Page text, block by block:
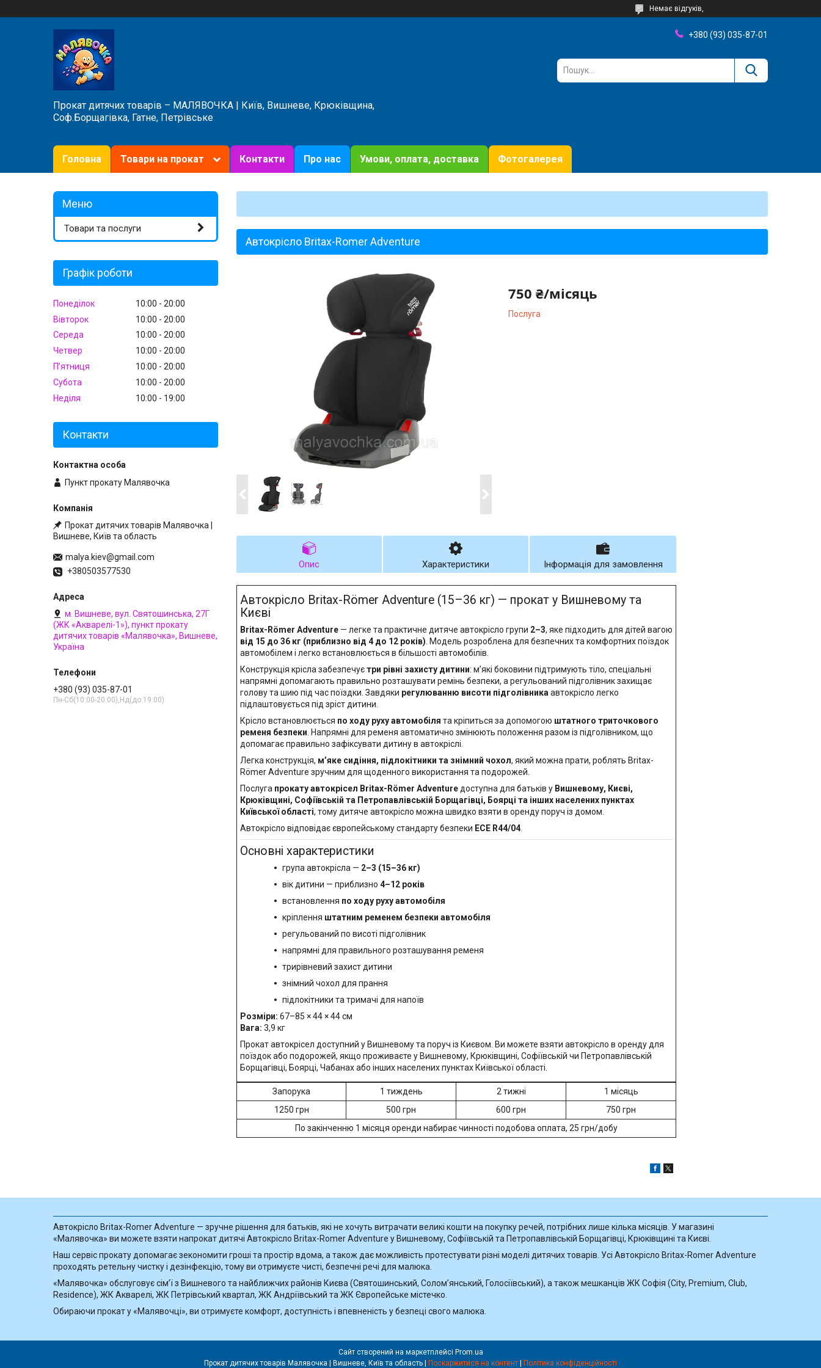
Немає відгуків,
Прокат дитячих товарів – МАЛЯВОЧКА | Київ, Вишневе, Крюківщина,
Соф.Борщагівка, Гатне, Петрівське
+380 (93) 035-87-01
Головна Товари на прокат Контакти Про нас Умови, оплата, доставка Фотогалерея
Автокрісло Britax-Romer Adventure
750 ₴/місяць
Послуга
Опис Характеристики Інформація для замовлення
Автокрісло Britax-Römer Adventure (15–36 кг) — прокат у Вишневому та
Києві
Britax-Römer Adventure — легке та практичне дитяче автокрісло групи 2–3, яке підходить для дітей вагою
від 15 до 36 кг (приблизно від 4 до 12 років) . Модель розроблена для безпечних та комфортних поїздок
автомобілем і легко встановлюється в більшості автомобілів.
Конструкція крісла забезпечуєтри рівні захисту дитини: м’які боковини підтримують тіло, спеціальні
напрямні допомагають правильно розташувати ремінь безпеки, а регульований підголівник захищає
голову та шию під час поїздки. Завдяки регулюванню висоти підголівника автокрісло легко
підлаштовується під зріст дитини.
Крісло встановлюється по ходу руху автомобіля та кріпиться за допомогою штатного триточкового
ременя безпеки . Напрямні для ременя автоматично змінюють положення разом із підголівником, що
допомагає правильно зафіксувати дитину в автокріслі.
Легка конструкція, м’яке сидіння, підлокітники та знімний чохол, який можна прати, роблять Britax-
Römer Adventure зручним для щоденного використання та подорожей.
Послуга прокату автокрісел Britax-Römer Adventure доступна для батьків у Вишневому, Києві,
Крюківщині, Софіївській та Петропавлівській Борщагівці, Боярці та інших населених пунктах
Київської області, тому дитяче автокрісло можна швидко взяти в оренду поруч із домом.
Автокрісло відповідає європейському стандарту безпеки ECE R44/04
Основні характеристики
група автокрісла — 2–3 (15–36 кг)
вік дитини — приблизно 4–12 років
встановлення по ходу руху автомобіля
кріплення штатним ременем безпеки автомобіля
регульований по висоті підголівник
напрямні для правильного розташування ременя
трирівневий захист дитини
знімний чохол для прання
підлокітники та тримачі для напоїв
Розміри: 67–85 × 44 × 44 см
Вага: 3,9 кг
Прокат автокрісел доступний у Вишневому та поруч із Києвом. Ви можете взяти автокрісло в оренду для
поїздок або подорожей, якщо проживаєте у Вишневому, Крюківщині, Софіївській чи Петропавлівській
Борщагівці, Боярці, Чабанах або інших населених пунктах Київської області.
Запорука 1 тиждень 2 тижні
1 місяць
1250 грн
500 грн 600 грн
750 грн
По закінченню 1 місяця оренди набирає чинності подобова оплата, 25 грн/добу
Товари та послуги
Графік роботи
Понеділок 10:00
20:00
Вівторок
10:00
20:00
Середа
10:00
20:00
Четвер
10:00
20:00
Пʼятниця
10:00
20:00
Субота
10:00
20:00
Неділя
10:00 19:00
Контакти
Пункт прокату Малявочка
Прокат дитячих товарів Малявочка |
Вишневе, Київ та область
malya.kiev@gmail.com
+380503577530
м. Вишневе, вул. Святошинська, 27Г
(ЖК «Акварелі-1»), пункт прокату
дитячих товарів «Малявочка», Вишневе,
Україна
+380 (93) 035-87-01
Пн-Сб(10:00-20:00),Нд(до 19:00)
Автокрісло Britax-Romer Adventure — зручне рішення для батьків, які не хочуть витрачати великі кошти на покупку речей, потрібних лише кілька місяців. У магазині
«Малявочка» ви можете взяти напрокат дитячі Автокрісло Britax-Romer Adventure у Вишневому, Софіївській та Петропавлівській Борщагівці, Крюківщині та Києві.
Наш сервіс прокату допомагає зекономити гроші та простір вдома, а також дає можливість протестувати різні моделі дитячих товарів. Усі Автокрісло Britax-Romer Adventure
проходять ретельну чистку і дезінфекцію, тому ви отримуєте чисті, безпечні речі для малюка.
«Малявочка» обслуговує сім’ї з Вишневого та найближчих районів Києва (Святошинський, Солом’янський, Голосіївський), а також мешканців ЖК Софія (City, Premium, Club,
Residence), ЖК Акварелі, ЖК Петрівський квартал, ЖК Андріївський та ЖК Європейське містечко.
Обираючи прокат у «Малявочці», ви отримуєте комфорт, доступність і впевненість у безпеці свого малюка.
Сайт створений на маркетплейсі Prom.ua
Поскаржитися на контент Політика конфіденційності